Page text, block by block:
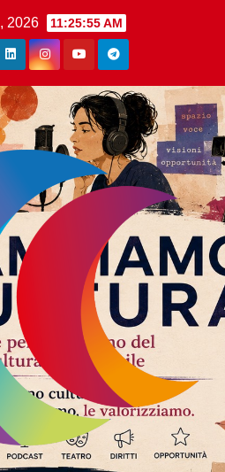
2026 11:25:56 AM